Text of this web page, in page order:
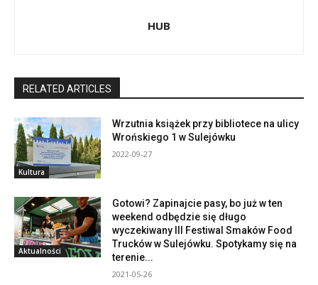
HUB
RELATED ARTICLES
Kultura
Wrzutnia książek przy bibliotece na ulicy
Wrońskiego 1 w Sulejówku
2022-09-27
Aktualności
Gotowi? Zapinajcie pasy, bo już w ten
weekend odbędzie się długo
wyczekiwany III Festiwal Smaków Food
Trucków w Sulejówku. Spotykamy się na
terenie...
2021-05-26